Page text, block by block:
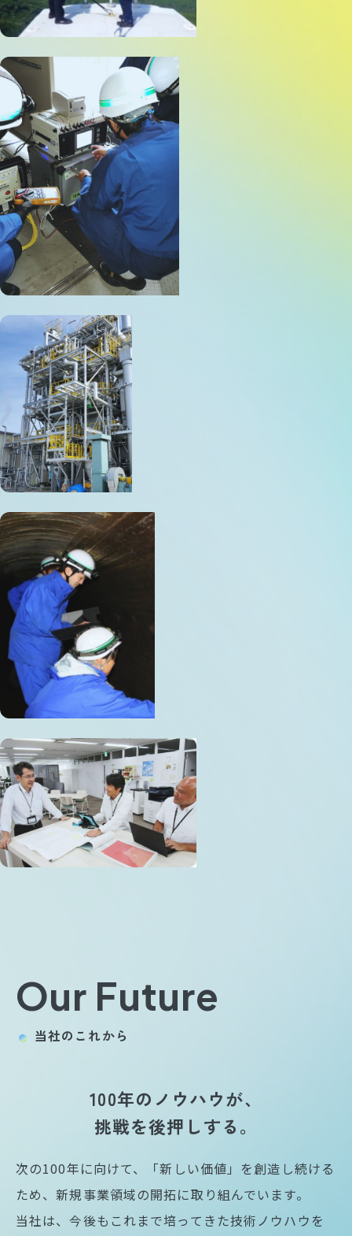
Our Future
当社のこれから
100年のノウハウが、
挑戦を後押しする。
次の100年に向けて、「新しい価値」を創造し続ける
ため、新規事業領域の開拓に取り組んでいます。
当社は、今後もこれまで培ってきた技術ノウハウを